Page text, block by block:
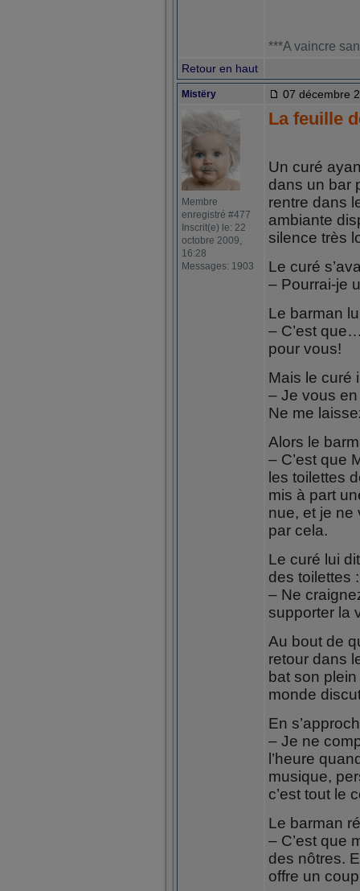
***A vaincre
Retour en haut
Mistëry 07 décembre
Membre
enregistré #477
Inscrit(e) le: 22
octobre 2009,
16:28
Messages: 1903
La feuille
Un curé
dans un bar
rentre dans
ambiante
silence très
Le curé
– Pourrai-je
Le barman
– C’est
pour vous!
Mais le curé
– Je vous en
Ne me
Alors le
– C’est que
les toilettes
mis à part
nue, et je ne
par cela.
Le curé lui
des toilettes :
– Ne
supporter la
Au bout de
retour dans
bat son
monde
En
– Je ne
l’heure
musique,
c’est tout le
Le barman
– C’est que
des nôtres.
offre un